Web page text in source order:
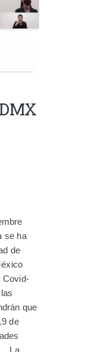
se ha
de
Covid-
que
de
La